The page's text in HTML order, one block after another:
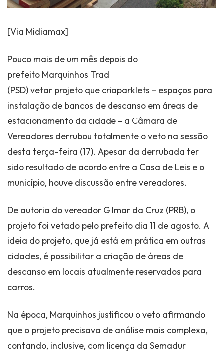
[Via Midiamax]
Pouco mais de um mês depois do
prefeito Marquinhos Trad
(PSD) vetar projeto que criaparklets – espaços para
instalação de bancos de descanso em áreas de
estacionamento da cidade – a Câmara de
Vereadores derrubou totalmente o veto na sessão
desta terça-feira (17). Apesar da derrubada ter
sido resultado de acordo entre a Casa de Leis e o
município, houve discussão entre vereadores.
De autoria do vereador Gilmar da Cruz (PRB), o
projeto foi vetado pelo prefeito dia 11 de agosto. A
ideia do projeto, que já está em prática em outras
cidades, é possibilitar a criação de áreas de
descanso em locais atualmente reservados para
carros.
Na época, Marquinhos justificou o veto afirmando
que o projeto precisava de análise mais complexa,
contando, inclusive, com licença da Semadur